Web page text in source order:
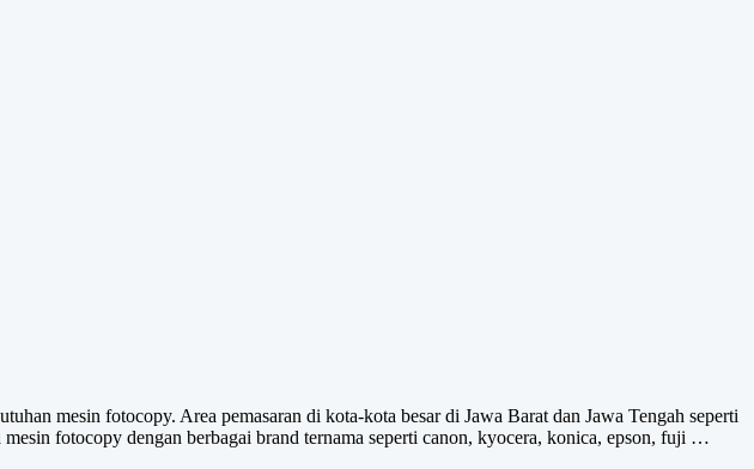
mesin fotocopy. Area pemasaran di kota-kota besar di Jawa Barat dan Jawa Tengah seperti
fotocopy dengan berbagai brand ternama seperti canon, kyocera, konica, epson, fuji …